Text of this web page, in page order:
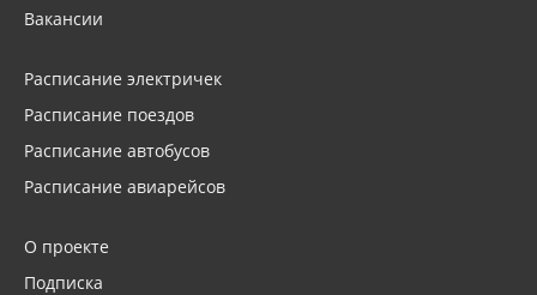
Вакансии
Расписание электричек
Расписание поездов
Расписание автобусов
Расписание авиарейсов
О проекте
Подписка